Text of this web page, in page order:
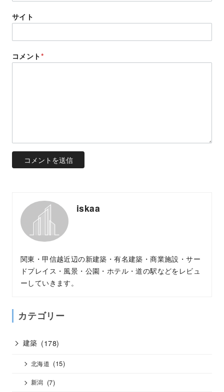
サイト
コメント*
iskaa
関東・甲信越近辺の新建築・有名建築・商業施設・サー
ドプレイス・風景・公園・ホテル・道の駅などをレビュ
ーしていきます。
カテゴリー
建築 (178)
北海道 (15)
新潟 (7)